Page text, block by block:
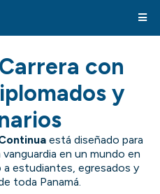
con
y
está diseñado para
en un mundo en
estudiantes, egresados y
toda Panamá.